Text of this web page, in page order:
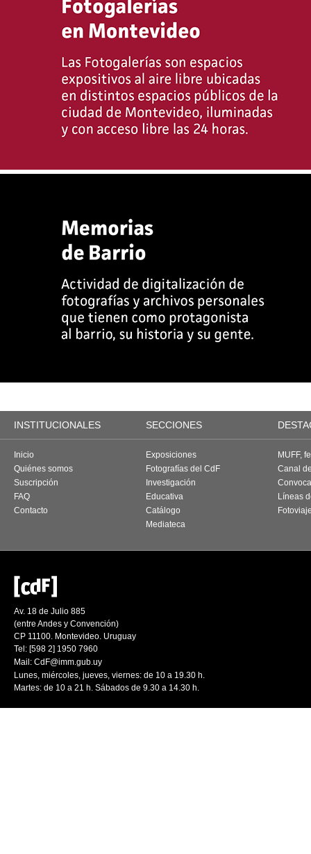
INSTITUCIONALES SECCIONES
Inicio
Quiénes somos
Suscripción
FAQ
Contacto
Exposiciones
Fotografías del CdF
Investigación
Educativa
Catálogo
Mediateca
MUFF,
Canal
Líneas
Av. 18 de Julio 885
(entre Andes y Convención)
CP 11100. Montevideo. Uruguay
Tel: [598 2] 1950 7960
Mail: CdF@imm.gub.uy
Lunes, miércoles, jueves, viernes: de 10 a 19.30 h.
Martes: de 10 a 21 h. Sábados de 9.30 a 14.30 h.